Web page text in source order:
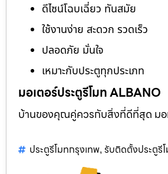
ดีไซน์โฉบเฉี่ยว ทันสมัย
ใช้งานง่าย สะดวก รวดเร็ว
ปลอดภัย มั่นใจ
เหมาะกับประตูทุกประเภท
มอเตอร์ประตูรีโมท ALBANO
บ้านของคุณคู่ควรกับสิ่งที่ดีที่สุด มอ
ประตูรีโมทกรุงเทพ, รับติดตั้งประตูรี